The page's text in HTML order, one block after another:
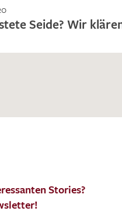
Seide? Wir
Stories?